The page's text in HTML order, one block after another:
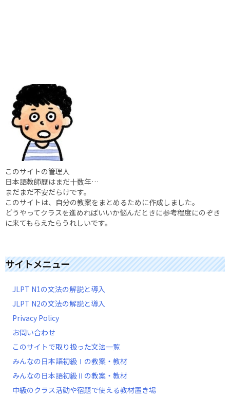
このサイトの管理人
日本語教師歴はまだ十数年…
まだまだ不安だらけです。
このサイトは、自分の教案をまとめるために作成しました。
どうやってクラスを進めればいいか悩んだときに参考程度にのぞき
に来てもらえたらうれしいです。
サイトメニュー
JLPT N1の文法の解説と導入
JLPT N2の文法の解説と導入
Privacy Policy
お問い合わせ
このサイトで取り扱った文法一覧
みんなの日本語初級Ⅰの教案・教材
みんなの日本語初級Ⅱの教案・教材
中級のクラス活動や宿題で使える教材置き場